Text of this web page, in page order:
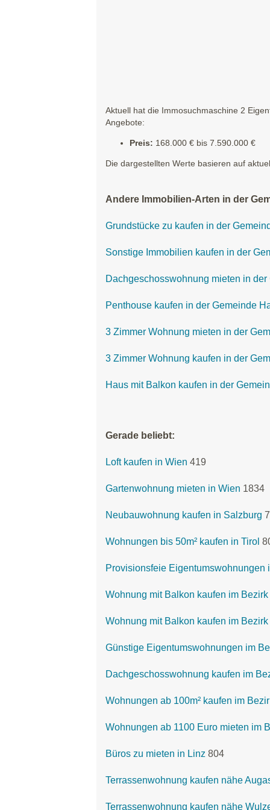
Aktuell hat die Immosuchmaschine 2
Angebote:
Preis: 168.000 € bis 7.590.000 €
Die dargestellten Werte basieren auf
Andere Immobilien-Arten in der
Grundstücke zu kaufen in der
Sonstige Immobilien kaufen in der
Dachgeschosswohnung mieten in
Penthouse kaufen in der Gemeinde
3 Zimmer Wohnung mieten in der
3 Zimmer Wohnung kaufen in der
Haus mit Balkon kaufen in der
Gerade beliebt:
Loft kaufen in Wien 419
Gartenwohnung mieten in Wien 1834
Neubauwohnung kaufen in Salzburg
Wohnungen bis 50m² kaufen in Tirol
Provisionsfeie Eigentumswohnungen
Wohnung mit Balkon kaufen im
Wohnung mit Balkon kaufen im
Günstige Eigentumswohnungen im
Dachgeschosswohnung kaufen im
Wohnungen ab 100m² kaufen im
Wohnungen ab 1100 Euro mieten im
Büros zu mieten in Linz 804
Terrassenwohnung kaufen nähe
Terrassenwohnung kaufen nähe